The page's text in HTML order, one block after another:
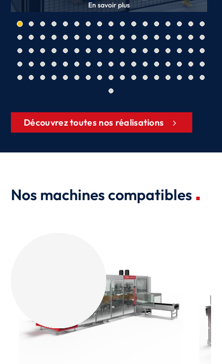
En savoir plus
Découvrez toutes nos réalisations
Nos machines compatibles